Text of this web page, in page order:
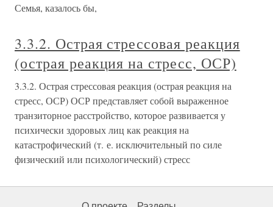
Семья, казалось бы,
3.3.2. Острая стрессовая реакция
(острая реакция на стресс, ОСР)
3.3.2. Острая стрессовая реакция (острая реакция на
стресс, ОСР) ОСР представляет собой выраженное
транзиторное расстройство, которое развивается у
психически здоровых лиц как реакция на
катастрофический (т. е. исключительный по силе
физический или психологический) стресс